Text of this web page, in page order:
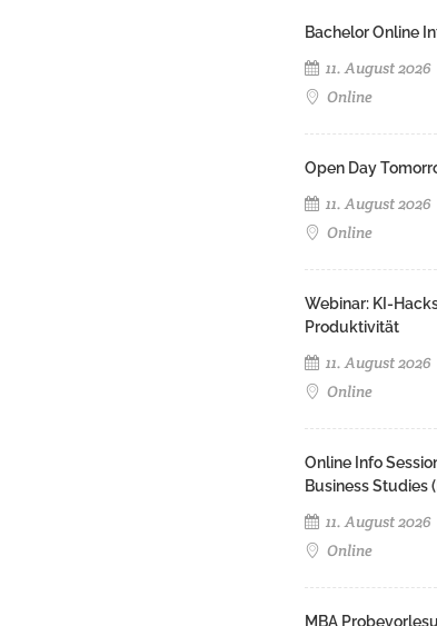
Bachelor Online
11. August 2026
Online
Open Day
11. August 2026
Online
Webinar: KI-
Produktivität
11. August 2026
Online
Online Info
Business Studies
11. August 2026
Online
MBA